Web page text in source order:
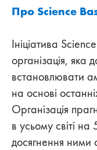
Про Science
Ініціатива
організація, яка
встановлювати
на основі
Організація
в усьому світі
досягнення ними